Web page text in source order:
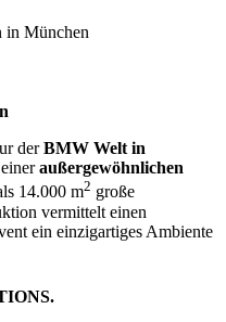
in München
derBMW Welt in
außergewöhnlichen
14.000 m2 große
vermittelt einen
ein einzigartiges Ambiente